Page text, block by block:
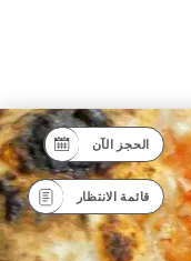
الحجز الآن
قائمة الانتظار